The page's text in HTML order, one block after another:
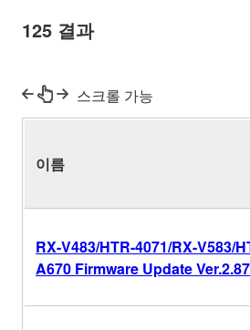
125 결과
스크롤 가능
이름
RX-V483/HTR-4071/RX-V583/
A670 Firmware Update Ver.2.87